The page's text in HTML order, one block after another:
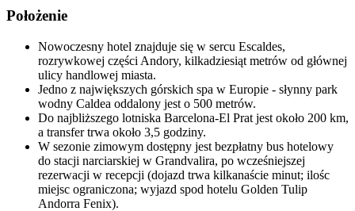
Położenie
Nowoczesny hotel znajduje się w sercu Escaldes,
rozrywkowej części Andory, kilkadziesiąt metrów od głównej
ulicy handlowej miasta.
Jedno z największych górskich spa w Europie - słynny park
wodny Caldea oddalony jest o 500 metrów.
Do najbliższego lotniska Barcelona-El Prat jest około 200 km,
a transfer trwa około 3,5 godziny.
W sezonie zimowym dostępny jest bezpłatny bus hotelowy
do stacji narciarskiej w Grandvalira, po wcześniejszej
rezerwacji w recepcji (dojazd trwa kilkanaście minut; ilośc
miejsc ograniczona; wyjazd spod hotelu Golden Tulip
Andorra Fenix).